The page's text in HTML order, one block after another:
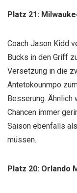
Platz 21:
Coach Jason Kidd
Bucks in den Griff
Versetzung in die
Antetokounmpo
Besserung.
Chancen immer
Saison ebenfalls
müssen.
Platz 20: Orlando